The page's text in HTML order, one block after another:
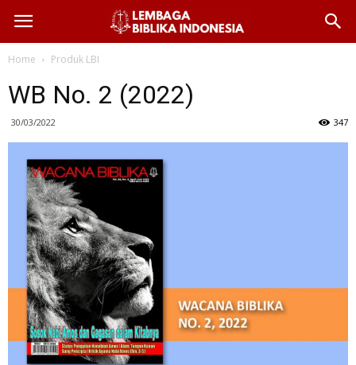
Home Produk LBI
WB No. 2 (2022)
30/03/2022 347